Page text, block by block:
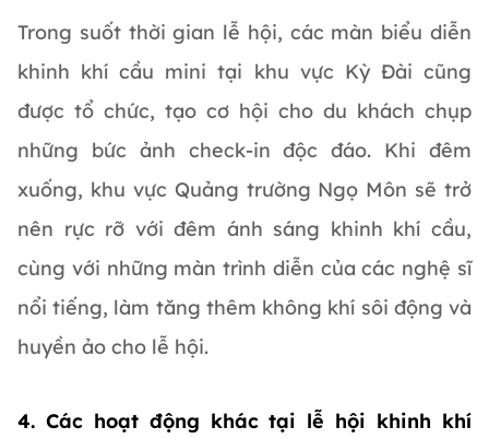
Trong suốt thời gian lễ hội, các màn biểu diễn
khinh khí cầu mini tại khu vực Kỳ Đài cũng
được tổ chức, tạo cơ hội cho du khách chụp
những bức ảnh check-in độc đáo. Khi đêm
xuống, khu vực Quảng trường Ngọ Môn sẽ trở
nên rực rỡ với đêm ánh sáng khinh khí cầu,
cùng với những màn trình diễn của các nghệ sĩ
nổi tiếng, làm tăng thêm không khí sôi động và
huyền ảo cho lễ hội.
4. Các hoạt động khác tại lễ hội khinh khí